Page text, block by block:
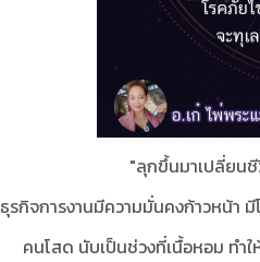
"ลุกขึ้นมาเปลี่ยนชี
ธุรกิจการงานมีความมั่นคงก้าวหน้า
คนโสด นับเป็นช่วงที่เนื้อหอม ทำ